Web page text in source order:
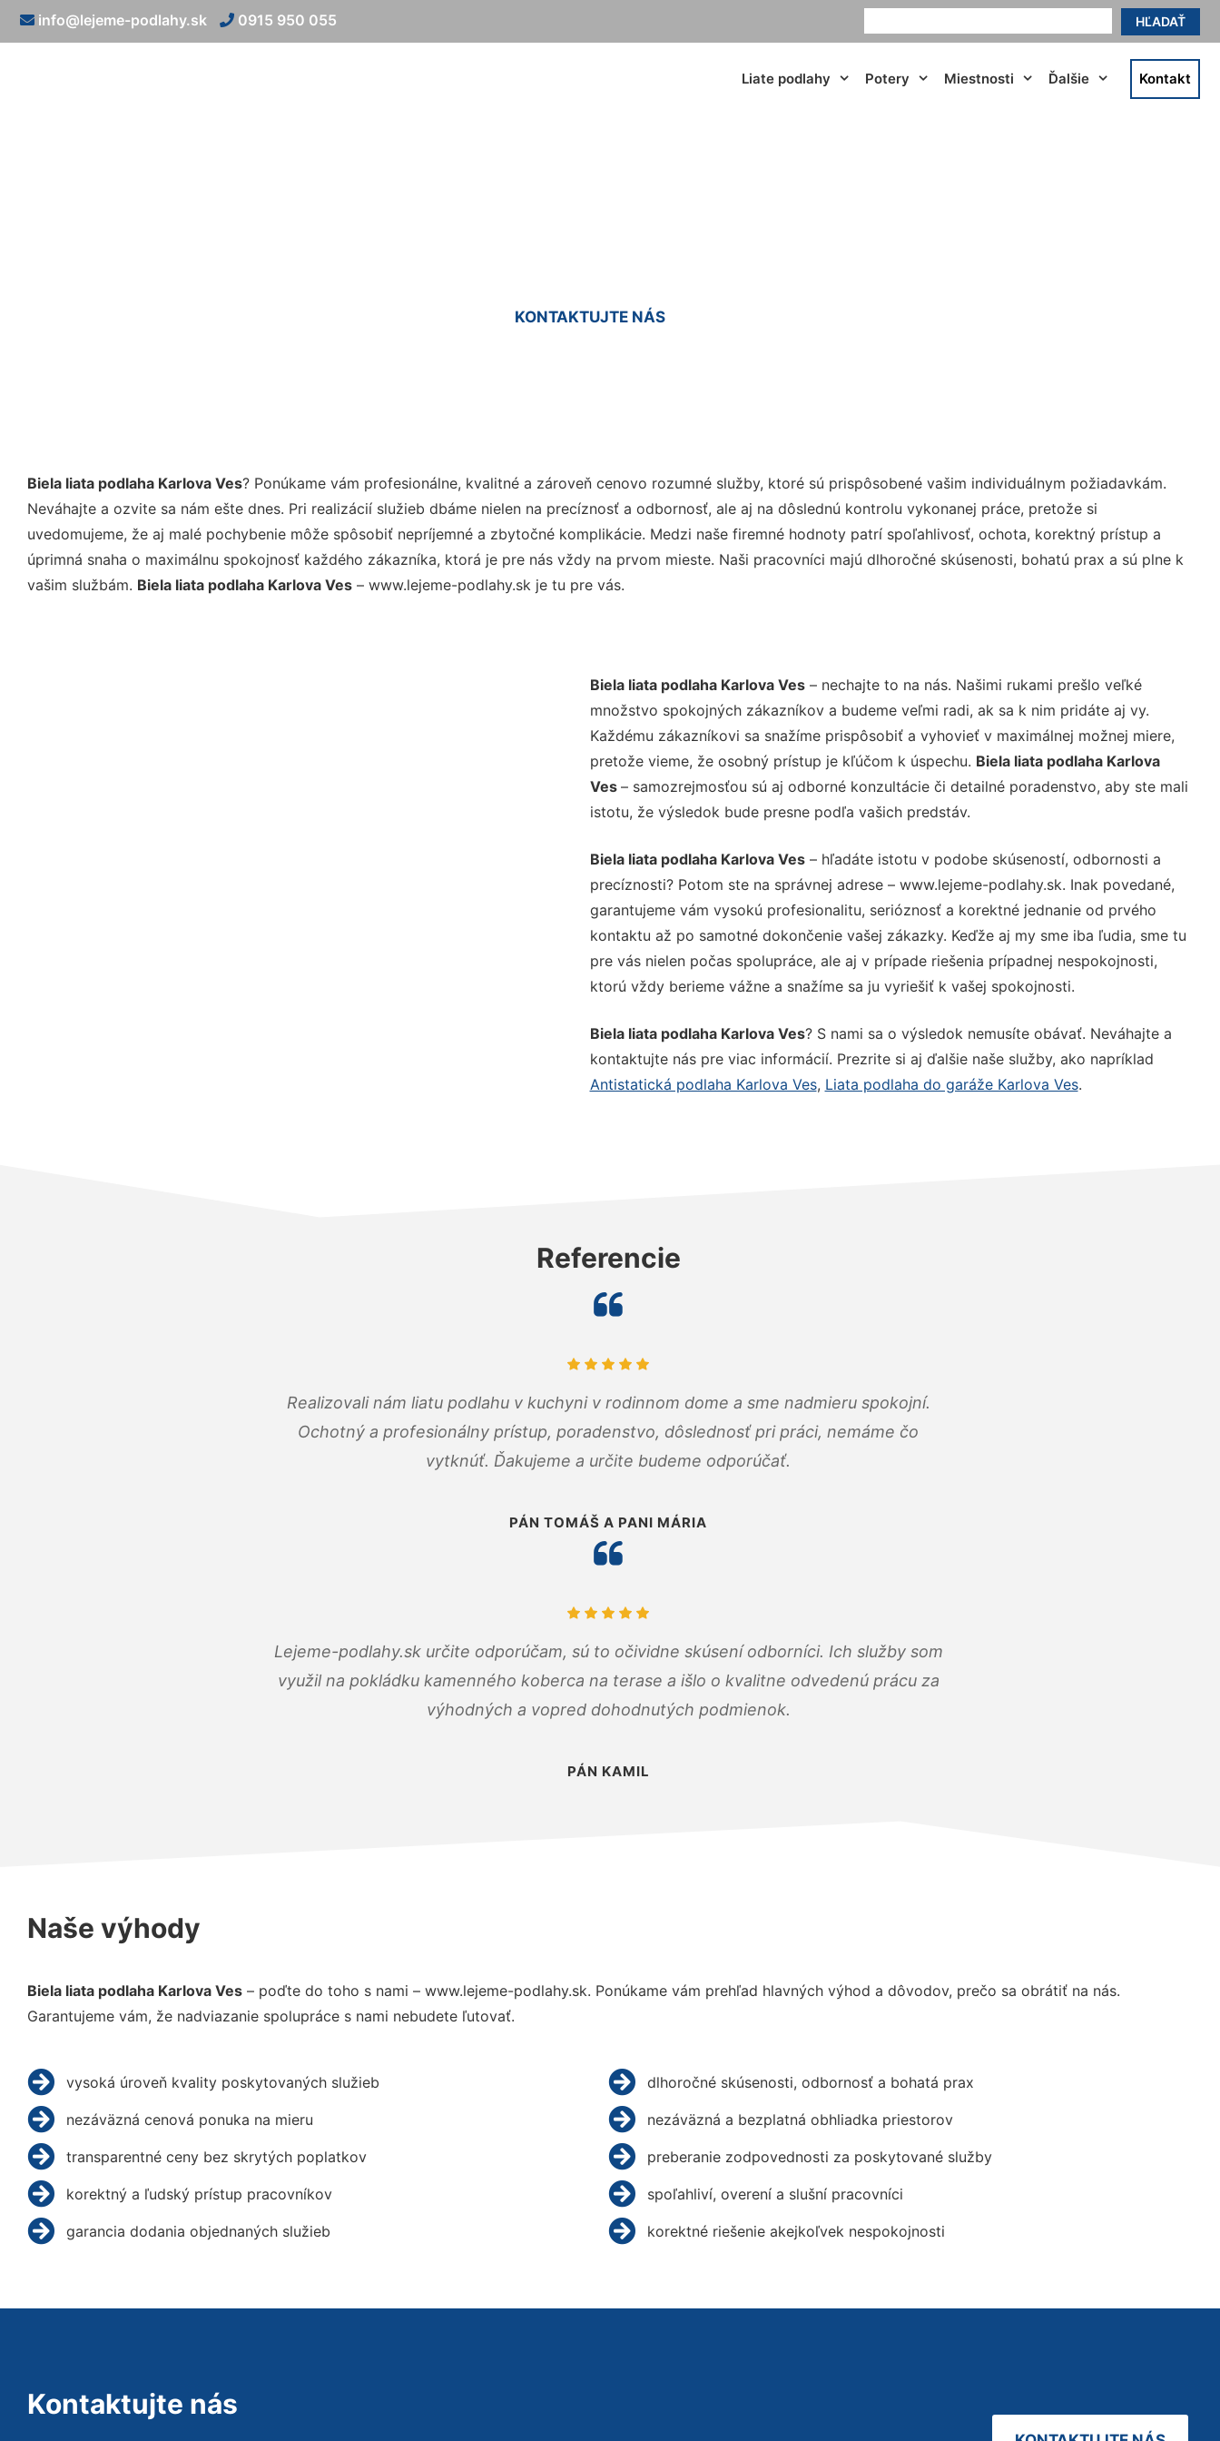
HĽADAŤ
info@lejeme-podlahy.sk 0915 950 055
Liate podlahy Potery Miestnosti Ďalšie Kontakt
KONTAKTUJTE NÁS
Biela liata podlaha Karlova Ves? Ponúkame vám profesionálne, kvalitné a zároveň cenovo rozumné služby, ktoré sú prispôsobené vašim individuálnym požiadavkám.
Neváhajte a ozvite sa nám ešte dnes. Pri realizácií služieb dbáme nielen na precíznosť a odbornosť, ale aj na dôslednú kontrolu vykonanej práce, pretože si
uvedomujeme, že aj malé pochybenie môže spôsobiť nepríjemné a zbytočné komplikácie. Medzi naše firemné hodnoty patrí spoľahlivosť, ochota, korektný prístup a
úprimná snaha o maximálnu spokojnosť každého zákazníka, ktorá je pre nás vždy na prvom mieste. Naši pracovníci majú dlhoročné skúsenosti, bohatú prax a sú plne k
vašim službám. Biela liata podlaha Karlova Ves – www.lejeme-podlahy.sk je tu pre vás.
Biela liata podlaha Karlova Ves– nechajte to na nás. Našimi rukami prešlo veľké
množstvo spokojných zákazníkov a budeme veľmi radi, ak sa k nim pridáte aj vy.
Každému zákazníkovi sa snažíme prispôsobiť a vyhovieť v maximálnej možnej miere,
pretože vieme, že osobný prístup je kľúčom k úspechu. Biela liata podlaha Karlova
Ves – samozrejmosťou sú aj odborné konzultácie či detailné poradenstvo, aby ste mali
istotu, že výsledok bude presne podľa vašich predstáv.
Biela liata podlaha Karlova Ves– hľadáte istotu v podobe skúseností, odbornosti a
precíznosti? Potom ste na správnej adrese – www.lejeme-podlahy.sk. Inak povedané,
garantujeme vám vysokú profesionalitu, serióznosť a korektné jednanie od prvého
kontaktu až po samotné dokončenie vašej zákazky. Keďže aj my sme iba ľudia, sme tu
pre vás nielen počas spolupráce, ale aj v prípade riešenia prípadnej nespokojnosti,
ktorú vždy berieme vážne a snažíme sa ju vyriešiť k vašej spokojnosti.
Biela liata podlaha Karlova Ves? S nami sa o výsledok nemusíte obávať. Neváhajte a
kontaktujte nás pre viac informácií. Prezrite si aj ďalšie naše služby, ako napríklad
Antistatická podlaha Karlova Ves, Liata podlaha do garáže Karlova Ves.
Referencie
Realizovali nám liatu podlahu v kuchyni v rodinnom dome a sme nadmieru spokojní.
Ochotný a profesionálny prístup, poradenstvo, dôslednosť pri práci, nemáme čo
vytknúť. Ďakujeme a určite budeme odporúčať.
PÁN TOMÁŠ A PANI MÁRIA
Lejeme-podlahy.sk určite odporúčam, sú to očividne skúsení odborníci. Ich služby som
využil na pokládku kamenného koberca na terase a išlo o kvalitne odvedenú prácu za
výhodných a vopred dohodnutých podmienok.
PÁN KAMIL
Naše výhody
Biela liata podlaha Karlova Ves – poďte do toho s nami – www.lejeme-podlahy.sk. Ponúkame vám prehľad hlavných výhod a dôvodov, prečo sa obrátiť na nás.
Garantujeme vám, že nadviazanie spolupráce s nami nebudete ľutovať.
vysoká úroveň kvality poskytovaných služieb
nezáväzná cenová ponuka na mieru
transparentné ceny bez skrytých poplatkov
korektný a ľudský prístup pracovníkov
garancia dodania objednaných služieb
dlhoročné skúsenosti, odbornosť a bohatá prax
nezáväzná a bezplatná obhliadka priestorov
preberanie zodpovednosti za poskytované služby
spoľahliví, overení a slušní pracovníci
korektné riešenie akejkoľvek nespokojnosti
Kontaktujte nás